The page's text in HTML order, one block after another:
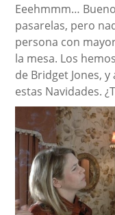
Eeehmmm…
pasarelas, pero
persona con
la mesa. Los
de Bridget Jones,
estas Navidades.